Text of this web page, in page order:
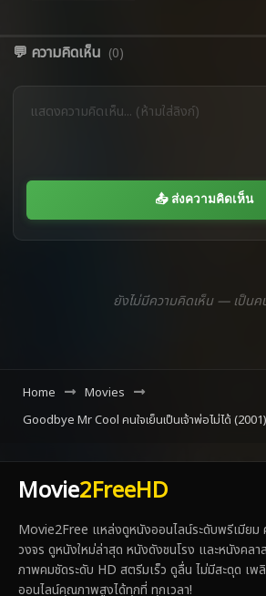
💬 ความคิดเห็น (0)
📤 ส่งความคิดเห็น
ยังไม่มีความคิดเห็น — เป็นค
Home
Movies
Goodbye Mr Cool คนใจเย็นเป็นเจ้าพ่อไม่ได้ (2001)
Movie2FreeHD
Movie2Free แหล่งดูหนังออนไลน์ระดับพรีเมียม
วงจร ดูหนังใหม่ล่าสุด หนังดังชนโรง และหนังคล
ภาพคมชัดระดับ HD สตรีมเร็ว ดูลื่น ไม่มีสะดุด เพ
ออนไลน์คุณภาพสูงได้ทุกที่ ทุกเวลา!